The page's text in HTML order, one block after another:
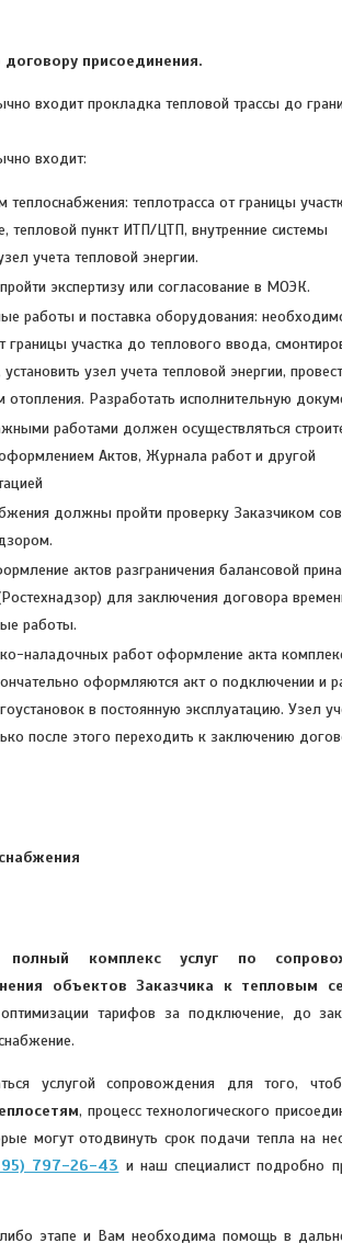
присоединения.
входит прокладка тепловой трассы до
входит:
теплоснабжения: теплотрасса от границы
тепловой пункт ИТП/ЦТП, внутренние системы
учета тепловой энергии.
экспертизу или согласование в МОЭК.
работы и поставка оборудования:
границы участка до теплового ввода,
установить узел учета тепловой энергии,
отопления. Разработать исполнительную
работами должен осуществляться
Актов, Журнала работ и другой
должны пройти проверку Заказчиком
актов разграничения балансовой
для заключения договора
работы.
наладочных работ оформление акта
оформляются акт о подключении и
в постоянную эксплуатацию. Узел
после этого переходить к заключению
полный комплекс услуг по
объектов Заказчика к тепловым
оптимизации тарифов за подключение, до
услугой сопровождения для того,
, процесс технологического
могут отодвинуть срок подачи тепла на
797-26-43 и наш специалист подробно
этапе и Вам необходима помощь в